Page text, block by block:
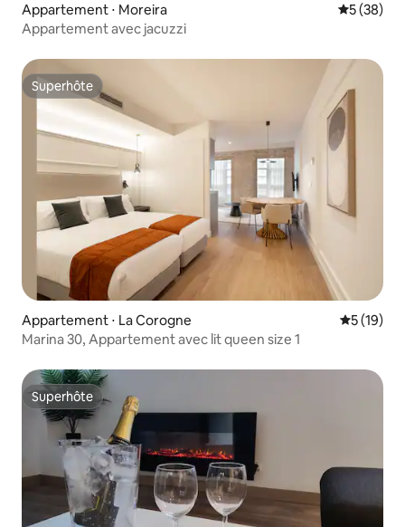
Appartement ⋅ Moreira
5 (38)
Appartement avec jacuzzi
Superhôte
Superhôte
Appartement ⋅ La Corogne
5 (19)
Marina 30, Appartement avec lit queen size 1
Superhôte
Superhôte